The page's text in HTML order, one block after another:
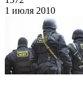
1 июля 2010